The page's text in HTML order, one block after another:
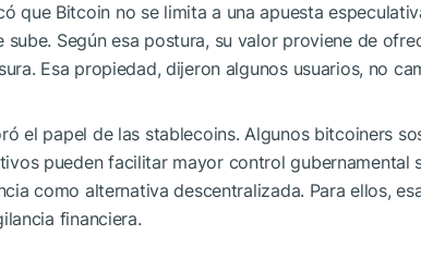
que Bitcoin no se limita a una apuesta
Según esa postura, su valor proviene de
Esa propiedad, dijeron algunos usuarios, no
el papel de las stablecoins. Algunos bitcoiners
pueden facilitar mayor control gubernamental
como alternativa descentralizada. Para ellos,
financiera.